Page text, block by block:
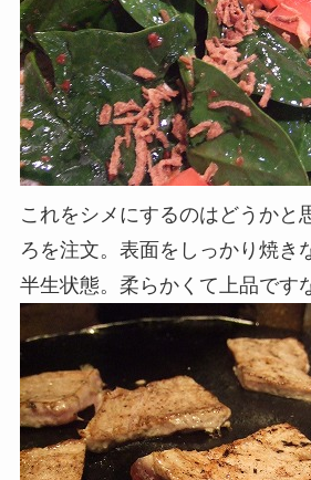
これをシメにするのはどうかと
ろを注文。表面をしっかり焼き
半生状態。柔らかくて上品です